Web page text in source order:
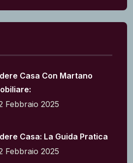
Casa Con Martano
Febbraio 2025
Casa: La Guida Pratica
Febbraio 2025